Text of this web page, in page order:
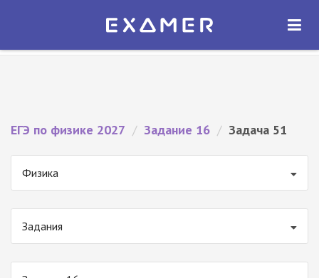
Экзамер — ЕГЭ 2027
ОТКРЫТЬ
ЕГЭ по физике 2027 / Задание 16 / Задача 51
Физика
Задания